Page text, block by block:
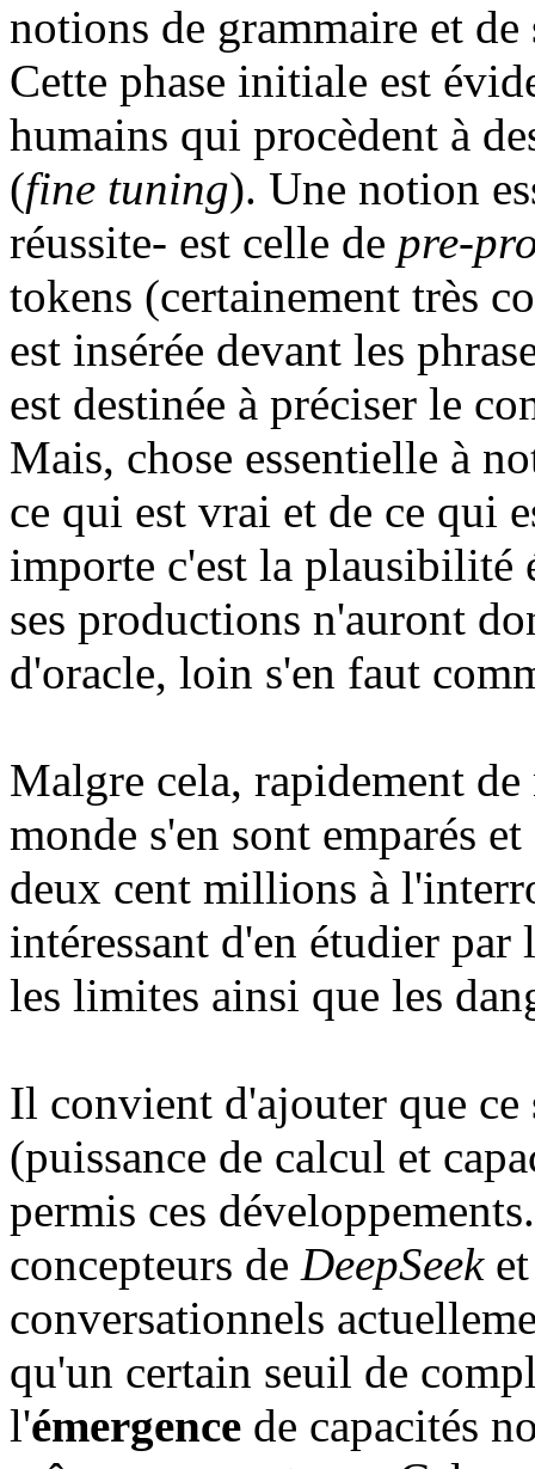
notions de grammaire et
Cette phase initiale est
humains qui procèdent à
(fine tuning). Une notion
réussite- est celle de pre-
tokens (certainement très
est insérée devant les
est destinée à préciser le
Mais, chose essentielle à
ce qui est vrai et de ce qui
importe c'est la plausibilité
ses productions n'auront
d'oracle, loin s'en faut
Malgre cela, rapidement
monde s'en sont emparés
deux cent millions à
intéressant d'en étudier
les limites ainsi que les
Il convient d'ajouter que ce
(puissance de calcul et
permis ces
concepteurs de DeepSeeket
conversationnels
qu'un certain seuil de
l'émergence de capacités